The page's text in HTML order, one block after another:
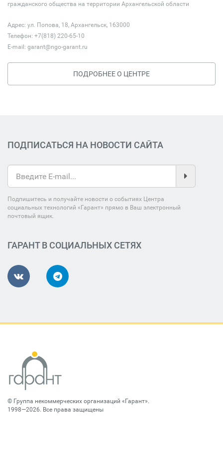
гражданского общества на территории Архангельской области
Адрес: ул. Попова, 18, Архангельск, 163000
Телефон: +7(818) 220-65-10
E-mail: garant@ngo-garant.ru
ПОДРОБНЕЕ О ЦЕНТРЕ
ПОДПИСАТЬСЯ НА НОВОСТИ САЙТА
Подпишитесь и получайте новости о событиях Центра
социальных технологий «Гарант» прямо в Ваш электронный
почтовый ящик.
ГАРАНТ В СОЦИАЛЬНЫХ СЕТЯХ
© Группа некоммерческих организаций «Гарант».
1998—2026. Все права защищены